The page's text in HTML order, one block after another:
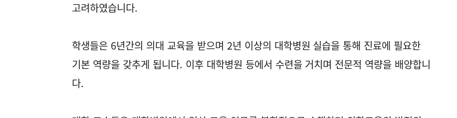
고려하였습니다.
학생들은 6년간의 의대 교육을 받으며 2년 이상의 대학병원 실습을 통해 진료에 필요한
기본 역량을 갖추게 됩니다. 이후 대학병원 등에서 수련을 거치며 전문적 역량을 배양합니
다.